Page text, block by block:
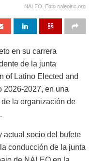
NALEO. Foto naleoinc.org
en su carrera
de la junta
of Latino Elected and
2026-2027, en una
la organización de
actual socio del bufete
conducción de la junta